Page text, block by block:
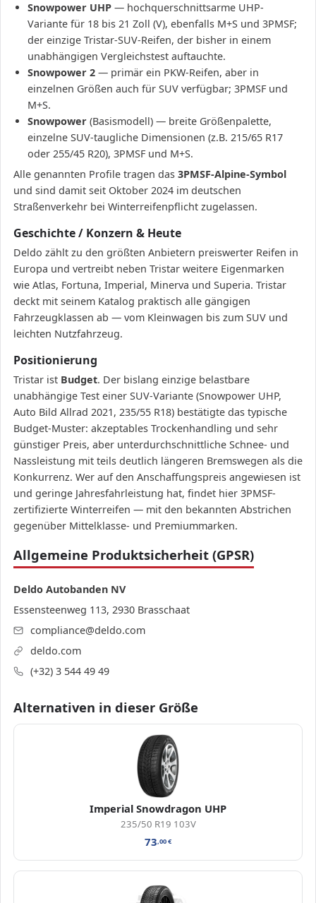
Snowpower UHP — hochquerschnittsarme UHP-
Variante für 18 bis 21 Zoll (V), ebenfalls M+S und 3PMSF;
der einzige Tristar-SUV-Reifen, der bisher in einem
unabhängigen Vergleichstest auftauchte.
Snowpower 2 — primär ein PKW-Reifen, aber in
einzelnen Größen auch für SUV verfügbar; 3PMSF und
M+S.
Snowpower (Basismodell) — breite Größenpalette,
einzelne SUV-taugliche Dimensionen (z.B. 215/65 R17
oder 255/45 R20), 3PMSF und M+S.
Alle genannten Profile tragen das 3PMSF-Alpine-Symbol
und sind damit seit Oktober 2024 im deutschen
Straßenverkehr bei Winterreifenpflicht zugelassen.
Geschichte / Konzern & Heute
Deldo zählt zu den größten Anbietern preiswerter Reifen in
Europa und vertreibt neben Tristar weitere Eigenmarken
wie Atlas, Fortuna, Imperial, Minerva und Superia. Tristar
deckt mit seinem Katalog praktisch alle gängigen
Fahrzeugklassen ab — vom Kleinwagen bis zum SUV und
leichten Nutzfahrzeug.
Positionierung
Tristar ist Budget. Der bislang einzige belastbare
unabhängige Test einer SUV-Variante (Snowpower UHP,
Auto Bild Allrad 2021, 235/55 R18) bestätigte das typische
Budget-Muster: akzeptables Trockenhandling und sehr
günstiger Preis, aber unterdurchschnittliche Schnee- und
Nassleistung mit teils deutlich längeren Bremswegen als die
Konkurrenz. Wer auf den Anschaffungspreis angewiesen ist
und geringe Jahresfahrleistung hat, findet hier 3PMSF-
zertifizierte Winterreifen — mit den bekannten Abstrichen
gegenüber Mittelklasse- und Premiummarken.
Allgemeine Produktsicherheit (GPSR)
Deldo Autobanden NV
Essensteenweg 113, 2930 Brasschaat
compliance@deldo.com
deldo.com
(+32) 3 544 49 49
Alternativen in dieser Größe
Imperial Snowdragon UHP
235/50 R19 103V
73,00€